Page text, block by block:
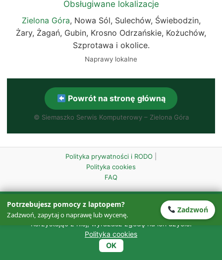
Obsługiwane lokalizacje
Zielona Góra, Nowa Sól, Sulechów, Świebodzin,
Żary, Żagań, Gubin, Krosno Odrzańskie, Kożuchów,
Szprotawa i okolice.
Naprawy lokalne
Powrót na stronę główną
© Siemaszko Serwis Komputerowy – Zielona Góra
Polityka prywatności i RODO
Polityka cookies
FAQ
Ta strona wykorzystuje pliki cookies w celu zapewnienia
prawidłowego działania oraz w celach analitycznych.
Korzystając z niej, wyrażasz zgodę na ich użycie.
Polityka cookies
OK
Potrzebujesz pomocy z laptopem?
Zadzwoń, zapytaj o naprawę lub wycenę.
Zadzwoń